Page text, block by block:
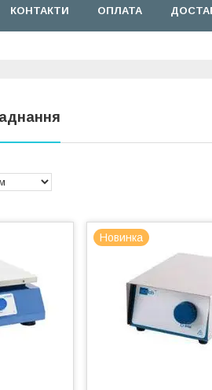
КОНТАКТИ ОПЛАТА
Новинка